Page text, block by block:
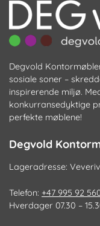
Degvold
sosiale soner –
inspirerende miljø.
konkurransedyktige
perfekte møblene!
Degvold
Lageradresse:
Telefon: +47 995 92
Hverdager 07.30 –